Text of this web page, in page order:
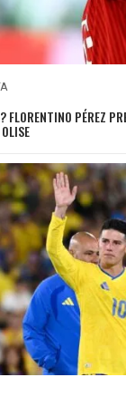
FLORENTINO PÉREZ